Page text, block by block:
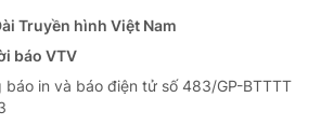
Truyền hình Việt Nam
báo VTV
in và báo điện tử số 483/GP-BTTTT